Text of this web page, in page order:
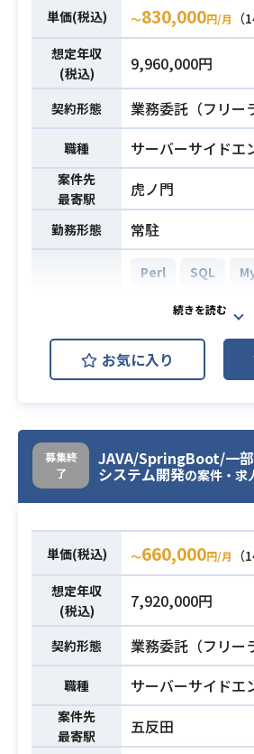
必須スキル
・スクリプト作成
クリプト作成およ
験の経験
・OS、ミドルウェ
験（全てで無くと
※vSphere ESXi
ws、vCSA、
at、JP1/NETM/
a-mart、postfix、
単価(税込) 〜830,000円/月
想定年収
(税込)
9,960,000円
契約形態 業務委託（フリー
職種 サーバーサイドエ
案件先
最寄駅
虎ノ門
勤務形態 常駐
Perl SQL
AWS (Amazon
JP1
Linux
業務内容
某大手メガバンク
体に対するテスト
いただきます。
一部不具合修正等
ソース不足が懸念
ト工程に発生する
す。
■大まかなスケジ
2024/2～2024/3
仕様書作成
2024/4～2024/7
2024/8～2024/12
2025/1 リリース
お気に入り
募集終
了
JAVA/SpringBoot/一
システム開発の案件・求
単価(税込) 〜660,000円/月
想定年収
(税込)
7,920,000円
契約形態 業務委託（フリー
職種 サーバーサイドエ
案件先
最寄駅
五反田